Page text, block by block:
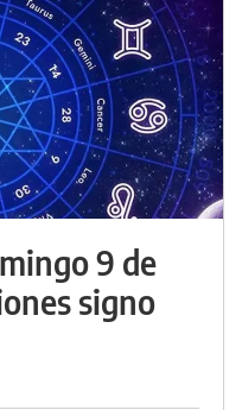
9 de
signo